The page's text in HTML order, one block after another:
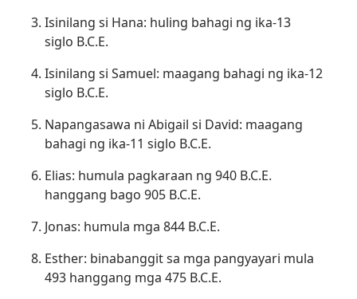
Isinilang si Hana: huling bahagi ng ika-13
siglo B.C.E.
Isinilang si Samuel: maagang bahagi ng ika-12
siglo B.C.E.
Napangasawa ni Abigail si David: maagang
bahagi ng ika-11 siglo B.C.E.
Elias: humula pagkaraan ng 940 B.C.E.
hanggang bago 905 B.C.E.
Jonas: humula mga 844 B.C.E.
Esther: binabanggit sa mga pangyayari mula
493 hanggang mga 475 B.C.E.